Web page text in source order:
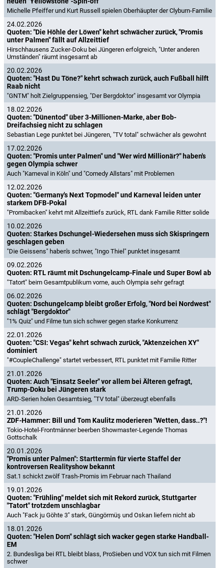
Michelle Pfeiffer und Kurt Russell spielen Oberhäupter der Clyburn-Familie
24.02.2026
Quoten: "Die Höhle der Löwen" kehrt schwächer zurück, "Promis
unter Palmen" fällt auf Allzeittief
Hirschhausens Zucker-Doku bei Jüngeren erfolgreich, "Unter anderen
Umständen" räumt insgesamt ab
20.02.2026
Quoten: "Hast Du Töne?" kehrt schwach zurück, auch Fußball hilft
Raab nicht
"GNTM" holt Zielgruppensieg, "Der Bergdoktor" insgesamt vor Olympia
18.02.2026
Quoten: "Dünentod" über 3-Millionen-Marke, aber Bob-
Dreifachsieg nicht zu schlagen
Sebastian Lege punktet bei Jüngeren, "TV total" schwächer als gewohnt
17.02.2026
Quoten: "Promis unter Palmen" und "Wer wird Millionär?" haben's
gegen Olympia schwer
Auch "Karneval in Köln" und "Comedy Allstars" mit Problemen
12.02.2026
Quoten: "Germany's Next Topmodel" und Karneval leiden unter
starkem DFB-Pokal
"Promibacken" kehrt mit Allzeittiefs zurück, RTL dank Familie Ritter solide
10.02.2026
Quoten: Starkes Dschungel-Wiedersehen muss sich Skispringern
geschlagen geben
"Die Geissens" haben's schwer, "Ingo Thiel" punktet insgesamt
09.02.2026
Quoten: RTL räumt mit Dschungelcamp-Finale und Super Bowl ab
"Tatort" beim Gesamtpublikum vorne, auch Olympia sehr gefragt
06.02.2026
Quoten: Dschungelcamp bleibt großer Erfolg, "Nord bei Nordwest"
schlägt "Bergdoktor"
"1% Quiz" und Filme tun sich schwer gegen starke Konkurrenz
22.01.2026
Quoten: "CSI: Vegas" kehrt schwach zurück, "Aktenzeichen XY"
dominiert
"#CoupleChallenge" startet verbessert, RTL punktet mit Familie Ritter
21.01.2026
Quoten: Auch "Einsatz Seeler" vor allem bei Älteren gefragt,
Trump-Doku bei Jüngeren stark
ARD-Serien holen Gesamtsieg, "TV total" überzeugt ebenfalls
21.01.2026
ZDF-Hammer: Bill und Tom Kaulitz moderieren "Wetten, dass..?"!
Tokio-Hotel-Frontmänner beerben Showmaster-Legende Thomas
Gottschalk
20.01.2026
"Promis unter Palmen": Starttermin für vierte Staffel der
kontroversen Realityshow bekannt
Sat.1 schickt zwölf Trash-Promis im Februar nach Thailand
19.01.2026
Quoten: "Frühling" meldet sich mit Rekord zurück, Stuttgarter
"Tatort" trotzdem unschlagbar
Auch "Fack ju Göhte 3" stark, Güngörmüş und Oskan liefern nicht ab
18.01.2026
Quoten: "Helen Dorn" schlägt sich wacker gegen starke Handball-
EM
2. Bundesliga bei RTL bleibt blass, ProSieben und VOX tun sich mit Filmen
schwer